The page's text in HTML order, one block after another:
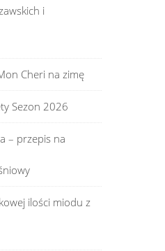
i
Cheri na zimę
Sezon 2026
– przepis na
ilości miodu z